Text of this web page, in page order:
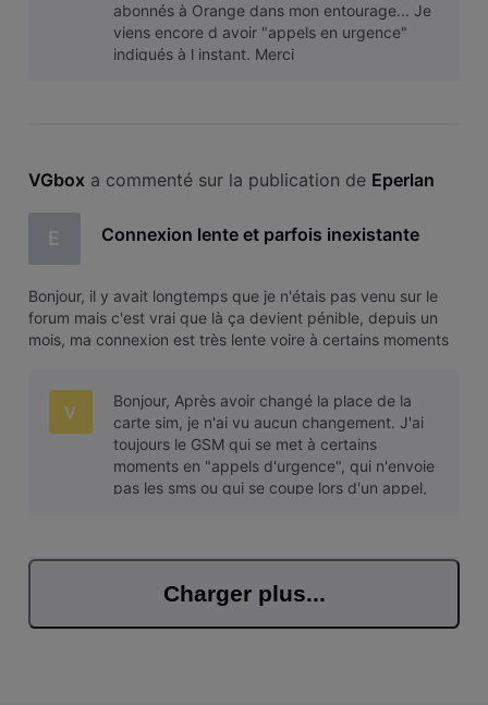
abonnés à Orange dans mon entourage... Je
viens encore d avoir "appels en urgence"
indiqués à l instant. Merci
VGbox a commenté sur la publication de Eperlan
E Connexion lente et parfois inexistante
Bonjour, il y avait longtemps que je n'étais pas venu sur le
forum mais c'est vrai que là ça devient pénible, depuis un
mois, ma connexion est très lente voire à certains moments
V
Bonjour, Après avoir changé la place de la
carte sim, je n'ai vu aucun changement. J'ai
toujours le GSM qui se met à certains
moments en "appels d'urgence", qui n'envoie
pas les sms ou qui se coupe lors d'un appel,
Charger plus...